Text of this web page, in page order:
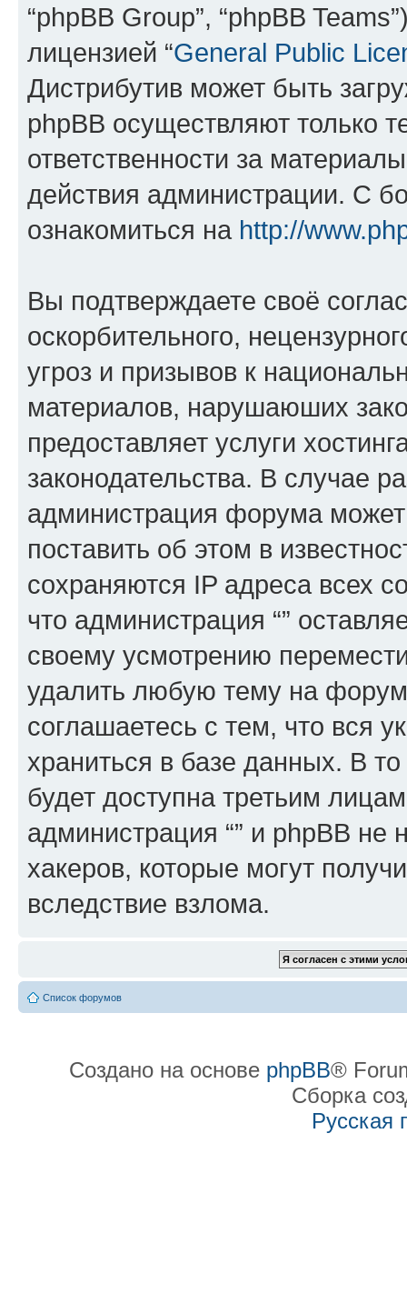
“phpBB Group”, “phpBB
лицензией “General Public
Дистрибутив может быть
phpBB осуществляют только
ответственности за
действия администрации. С
ознакомиться на http://
Вы подтверждаете своё
оскорбительного,
угроз и призывов к
материалов, нарушаюших
предоставляет услуги
законодательства. В случае
администрация форума
поставить об этом в
сохраняются IP адреса всех
что администрация “”
своему усмотрению
удалить любую тему на
соглашаетесь с тем, что вся
храниться в базе данных. В
будет доступна третьим
администрация “” и phpBB не
хакеров, которые могут
вследствие взлома.
Список форумов
Создано на основе phpBB®
Сборка
Русская